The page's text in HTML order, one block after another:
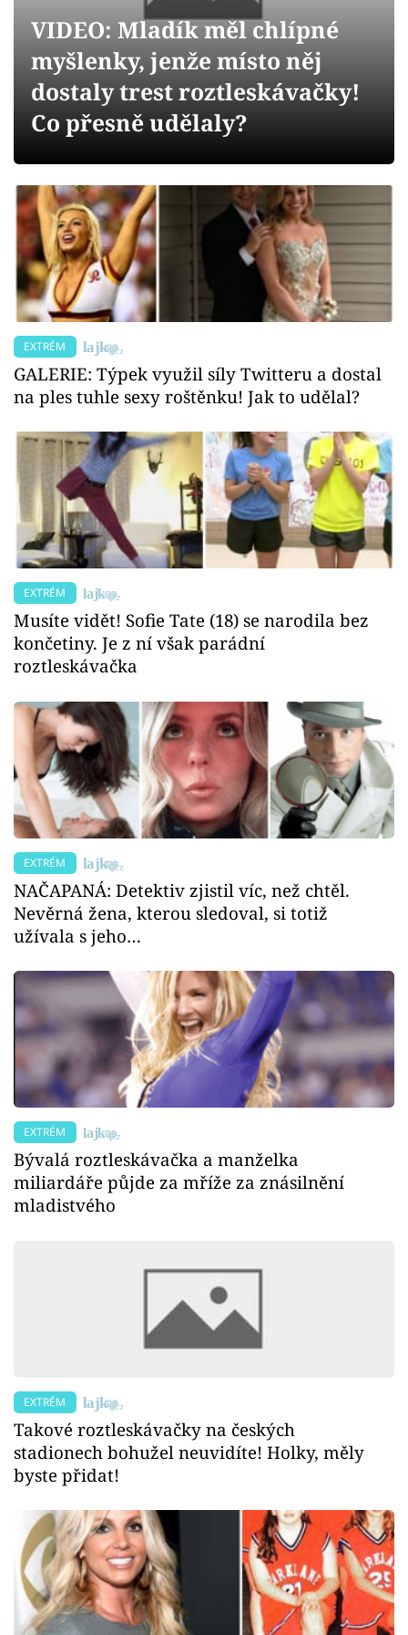
Videa
Sledujte prima+
Sledujte nás
VIDEO: Mladík měl chlípné
myšlenky, jenže místo něj
dostaly trest roztleskávačky!
Co přesně udělaly?
EXTRÉM
GALERIE: Týpek využil síly Twitteru a dostal
na ples tuhle sexy roštěnku! Jak to udělal?
EXTRÉM
Musíte vidět! Sofie Tate (18) se narodila bez
končetiny. Je z ní však parádní
roztleskávačka
EXTRÉM
NAČAPANÁ: Detektiv zjistil víc, než chtěl.
Nevěrná žena, kterou sledoval, si totiž
užívala s jeho…
EXTRÉM
Bývalá roztleskávačka a manželka
miliardáře půjde za mříže za znásilnění
mladistvého
EXTRÉM
Takové roztleskávačky na českých
stadionech bohužel neuvidíte! Holky, měly
byste přidat!